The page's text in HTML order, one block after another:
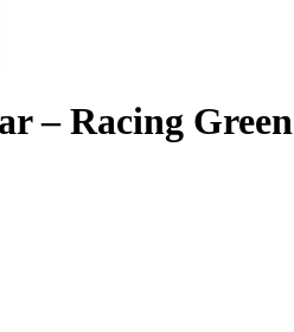
– Racing Green